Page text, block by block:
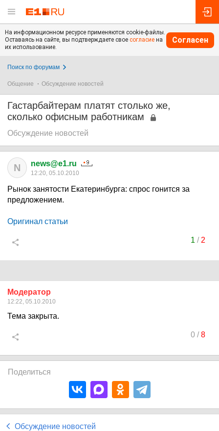
На информационном ресурсе применяются cookie-файлы.
Оставаясь на сайте, вы подтверждаете свое согласие на
их использование.
Согласен
Поиск по форумам
Общение Обсуждение новостей
Гастарбайтерам платят столько же,
сколько офисным работникам
Обсуждение новостей
N news@e1.ru
12:20, 05.10.2010
Рынок занятости Екатеринбурга: спрос гонится за
предложением.
Оригинал статьи
1 / 2
Модератор
12:22, 05.10.2010
Тема закрыта.
0/8
Поделиться
Обсуждение новостей